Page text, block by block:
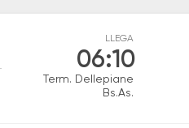
LLEGA
06:10
Term. Dellepiane
Bs.As.